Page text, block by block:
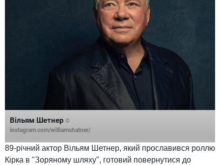
Вільям Шетнер ©
instagram.com/williamshatner/
89-річний актор Вільям Шетнер, який прославився роллю
Кірка в "Зоряному шляху", готовий повернутися до